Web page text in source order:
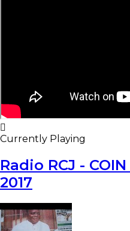
Currently Playing
Radio RCJ -
2017